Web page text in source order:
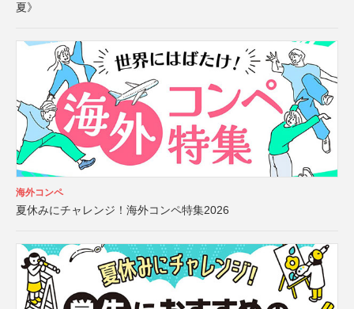
夏》
海外コンペ
夏休みにチャレンジ！海外コンペ特集2026